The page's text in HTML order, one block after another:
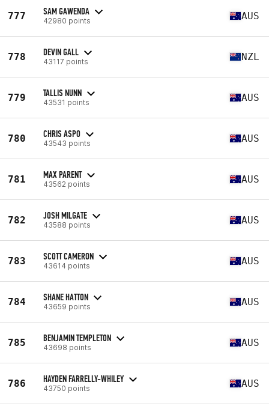
777 SAM GAWENDA
42980 points AUS
778 DEVIN GALL
43117 points NZL
779 TALLIS NUNN
43531 points AUS
780 CHRIS ASPO
43543 points AUS
781 MAX PARENT
43562 points AUS
782 JOSH MILGATE
43588 points AUS
783 SCOTT CAMERON
43614 points AUS
784 SHANE HATTON
43659 points AUS
785 BENJAMIN TEMPLETON
43698 points AUS
786 HAYDEN FARRELLY-WHILEY
43750 points AUS